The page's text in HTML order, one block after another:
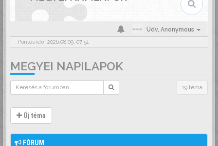
Üdv, Anonymous
Pontos idő: 2026.08.09. 07:51
MEGYEI NAPILAPOK
19 téma
Új téma
FÓRUM